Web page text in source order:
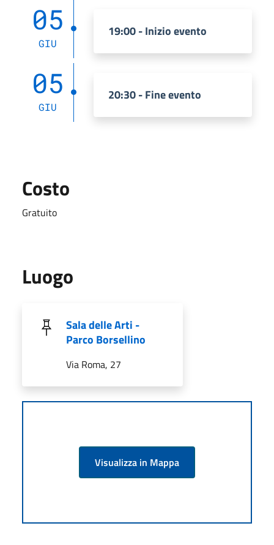
05
GIU
19:00 - Inizio evento
05
GIU
20:30 - Fine evento
Costo
Gratuito
Luogo
Sala delle Arti -
Parco Borsellino
Via Roma, 27
Visualizza in Mappa